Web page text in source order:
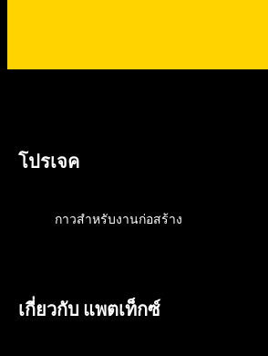
อ่านยาว
7 นาที
แข็งแกร่งมายาวนานกว่า
บทความ
กาวประสานท่อช่วยยึดเ
อ่านยาว
4 นาที
บทความ
วอื่นๆ
มองหาวิธีใช้กาวอีพ็อกซี่
กาวอีพ็อกซี่ คู่มือนี้ช่วยคุ
ทุกคำตอบเกี่ยวกับวิธีกำจั
โปรเจค
กาวสำหรับงานก่อสร้าง
เกี่ยวกับ แพตเท็กซ์